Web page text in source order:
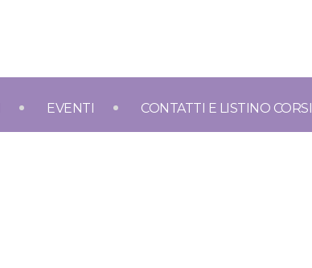
EVENTI CONTATTI E LISTINO CORSI